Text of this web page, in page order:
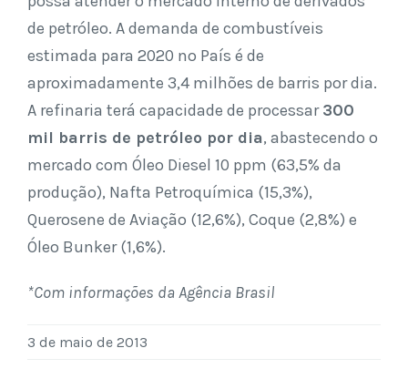
de petróleo. A demanda de combustíveis
estimada para 2020 no País é de
aproximadamente 3,4 milhões de barris por dia.
A refinaria terá capacidade de processar300
mil barris de petróleo por dia, abastecendo o
mercado com Óleo Diesel 10 ppm (63,5% da
produção), Nafta Petroquímica (15,3%),
Querosene de Aviação (12,6%), Coque (2,8%) e
Óleo Bunker (1,6%).
*Com informações da Agência Brasil
3 de maio de 2013